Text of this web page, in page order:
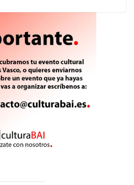
p
ar
ti
r